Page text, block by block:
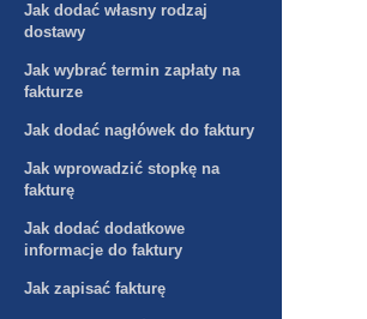
Jak dodać własny rodzaj
dostawy
Jak wybrać termin zapłaty na
fakturze
Jak dodać nagłówek do faktury
Jak wprowadzić stopkę na
fakturę
Jak dodać dodatkowe
informacje do faktury
Jak zapisać fakturę